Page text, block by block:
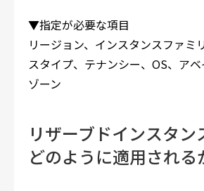
▼指定が必要な項目
リージョン、インスタンスファミ
スタイプ、テナンシー、OS、ア
ゾーン
リザーブドインスタン
どのように適用される